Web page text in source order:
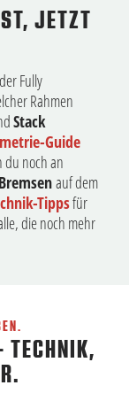
JETZT
Fully
Rahmen
Stack
Guide
du noch an
auf dem
Tippsfür
die noch mehr
TECHNIK,